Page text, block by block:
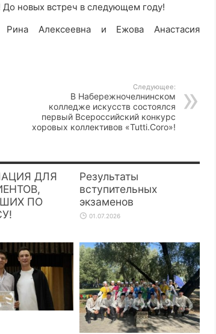
До новых встреч в следующем году!
Рина Алексеевна и Ежова Анастасия
Следующее:
В Набережночелнинском
колледже искусств состоялся
первый Всероссийский конкурс
хоровых коллективов «Tutti.Coro»!
ДЛЯ
ПО
Результаты
вступительных
экзаменов
01.07.2026